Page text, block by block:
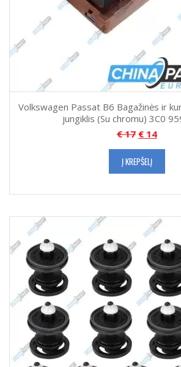
Volkswagen Passat B6 Bagažinės ir
jungiklis (Su chromu) 3C0
€17 € 14
Į KREPŠELĮ